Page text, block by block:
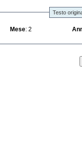
Testo
Mese : 2